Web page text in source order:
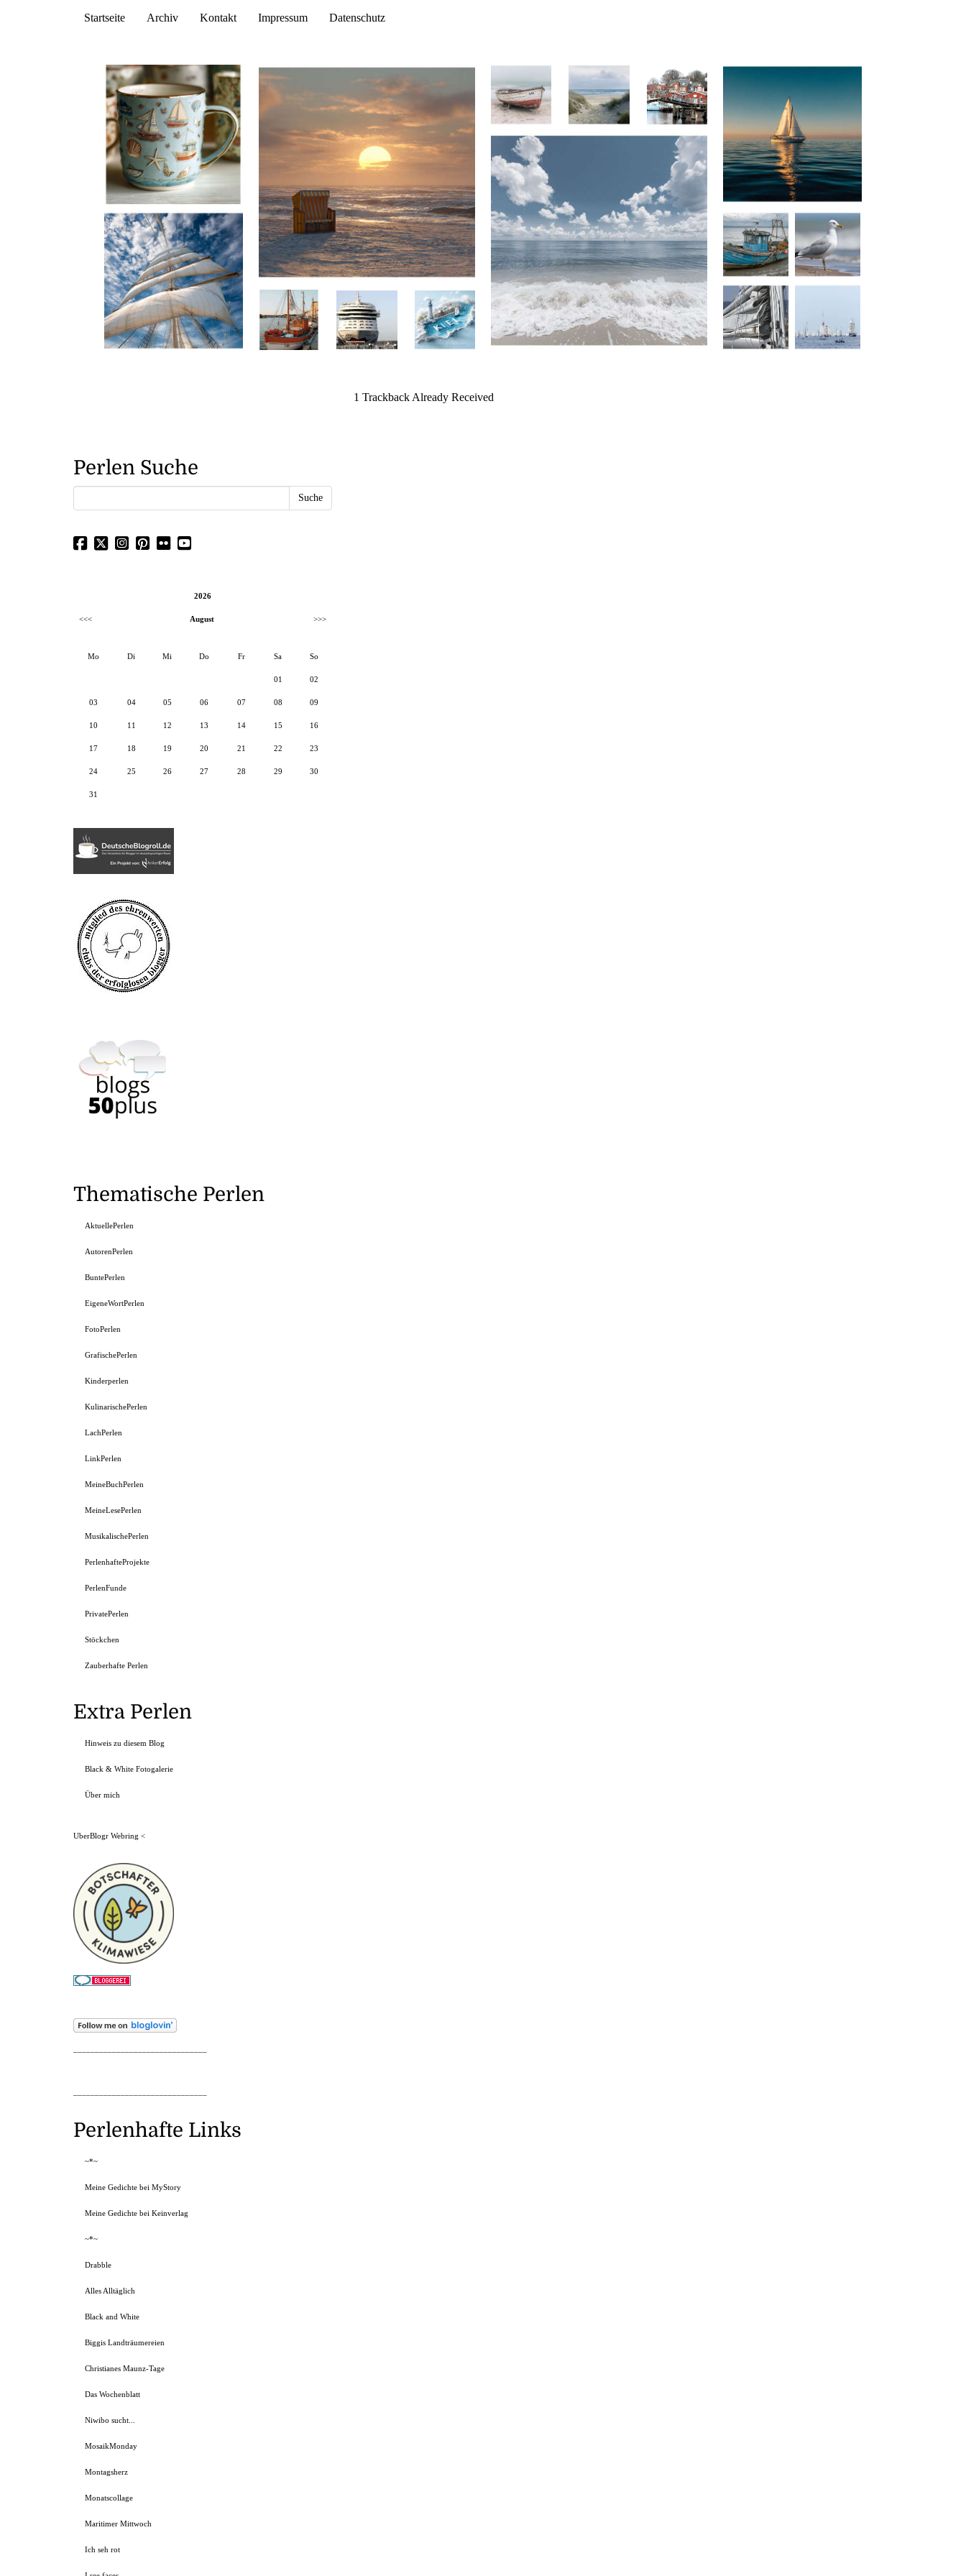
Startseite Archiv Kontakt Impressum Datenschutz
1 Trackback Already Received
Perlen Suche
2026
<<< August >>>
Mo Di Mi Do Fr Sa So
01 02
03 04 05 06 07 08 09
10 11 12 13 14 15 16
17 18 19 20 21 22 23
24 25 26 27 28 29 30
31
Thematische Perlen
AktuellePerlen
AutorenPerlen
BuntePerlen
EigeneWortPerlen
FotoPerlen
GrafischePerlen
Kinderperlen
KulinarischePerlen
LachPerlen
LinkPerlen
MeineBuchPerlen
MeineLesePerlen
MusikalischePerlen
PerlenhafteProjekte
PerlenFunde
PrivatePerlen
Stöckchen
Zauberhafte Perlen
Extra Perlen
Hinweis zu diesem Blog
Black & White Fotogalerie
Über mich
UberBlogr Webring <
Perlenhafte Links
~*~
Meine Gedichte bei MyStory
Meine Gedichte bei Keinverlag
~*~
Drabble
Alles Alltäglich
Black and White
Biggis Landträumereien
Christianes Maunz-Tage
Das Wochenblatt
Niwibo sucht...
MosaikMonday
Montagsherz
Monatscollage
Maritimer Mittwoch
Ich seh rot